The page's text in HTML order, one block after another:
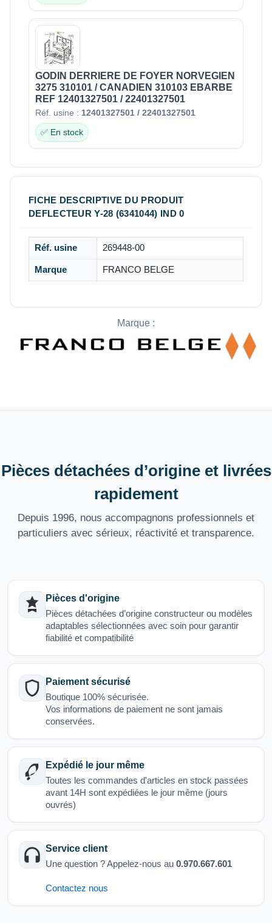
GODIN DERRIERE DE FOYER NORVEGIEN
3275 310101 / CANADIEN 310103 EBARBE
REF 12401327501 / 22401327501
Réf. usine : 12401327501 / 22401327501
✅ En stock
FICHE DESCRIPTIVE DU PRODUIT
DEFLECTEUR Y-28 (6341044) IND 0
Réf. usine 269448-00
Marque FRANCO BELGE
Marque :
Pièces détachées d’origine et livrées
rapidement
Depuis 1996, nous accompagnons professionnels et
particuliers avec sérieux, réactivité et transparence.
Pièces d'origine
Pièces détachées d’origine constructeur ou modèles
adaptables sélectionnées avec soin pour garantir
fiabilité et compatibilité
Paiement sécurisé
Boutique 100% sécurisée.
Vos informations de paiement ne sont jamais
conservées.
Expédié le jour même
Toutes les commandes d'articles en stock passées
avant 14H sont expédiées le jour même (jours
ouvrés)
Service client
Une question ? Appelez-nous au 0.970.667.601
Contactez nous